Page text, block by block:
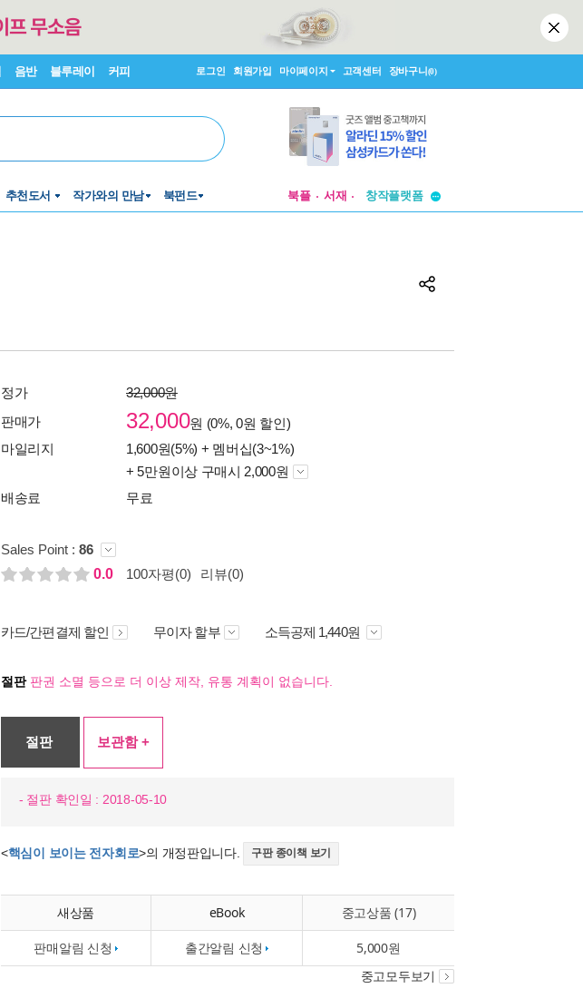
음반 블루레이 커피 로그인 회원가입 마이페이지 고객센터 장바구니(0)
추천도서 작가와의 만남 북펀드 북플 서재
창작플랫폼
정가
32,000원
판매가
32,000원 (0%, 0원 할인)
마일리지
1,600원(5%) + 멤버십(3~1%)
+ 5만원이상 구매시 2,000원
배송료
무료
Sales Point : 86
0.0
100자평(0) 리뷰(0)
카드/간편결제 할인 무이자 할부 소득공제 1,440원
절판판권 소멸 등으로 더 이상 제작, 유통 계획이 없습니다.
절판 보관함 +
- 절판 확인일 : 2018-05-10
<핵심이 보이는 전자회로>의 개정판입니다. 구판 종이책 보기
새상품 eBook 중고상품 (17)
판매알림 신청 출간알림 신청 5,000원
중고모두보기